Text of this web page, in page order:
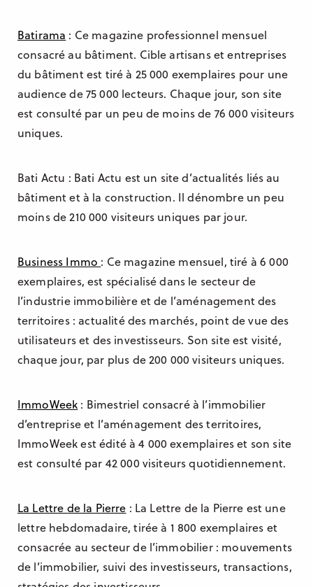
Batirama : Ce magazine professionnel mensuel
consacré au bâtiment. Cible artisans et entreprises
du bâtiment est tiré à 25 000 exemplaires pour une
audience de 75 000 lecteurs. Chaque jour, son site
est consulté par un peu de moins de 76 000 visiteurs
uniques.
Bati Actu : Bati Actu est un site d’actualités liés au
bâtiment et à la construction. Il dénombre un peu
moins de 210 000 visiteurs uniques par jour.
Business Immo : Ce magazine mensuel, tiré à 6 000
exemplaires, est spécialisé dans le secteur de
l’industrie immobilière et de l’aménagement des
territoires : actualité des marchés, point de vue des
utilisateurs et des investisseurs. Son site est visité,
chaque jour, par plus de 200 000 visiteurs uniques.
ImmoWeek : Bimestriel consacré à l’immobilier
d’entreprise et l’aménagement des territoires,
ImmoWeek est édité à 4 000 exemplaires et son site
est consulté par 42 000 visiteurs quotidiennement.
La Lettre de la Pierre : La Lettre de la Pierre est une
lettre hebdomadaire, tirée à 1 800 exemplaires et
consacrée au secteur de l’immobilier : mouvements
de l’immobilier, suivi des investisseurs, transactions,